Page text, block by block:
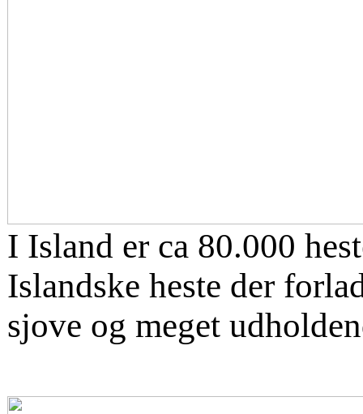
I Island er ca 80.000
Islandske heste der
sjove og meget